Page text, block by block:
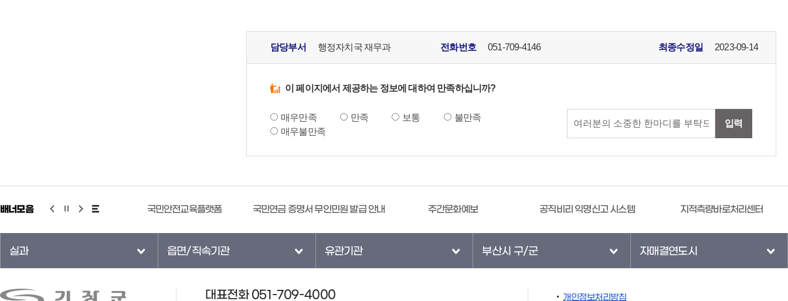
담당부서 행정자치국 재무과 전화번호 051-709-4146 최종수정일 2023-09-14
이 페이지에서 제공하는 정보에 대하여 만족하십니까?
매우만족 만족 보통
불만족
매우불만족
입력
배너모음기상청 누리예보 국민안전교육플랫폼 국민연금 증명서 무인민원 발급 안내 주간문화예보 공직비리 익명신고 시스템 지적측량바로처리센터
실과 읍면/직속기관 유관기관 부산시 구/군 자매결연도시
대표전화 051-709-4000 개인정보처리방침